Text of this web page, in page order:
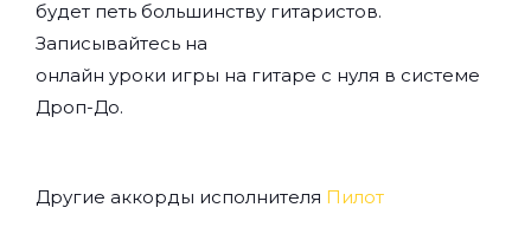
будет петь большинству гитаристов.
Записывайтесь на
онлайн уроки игры на гитаре с нуля в системе
Дроп-До.
Другие аккорды исполнителя Пилот